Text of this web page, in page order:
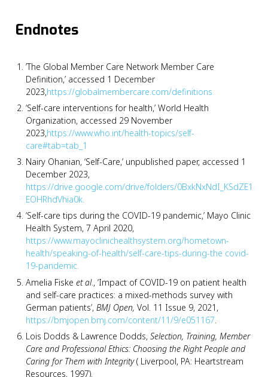
Endnotes
’The Global Member Care Network Member Care
Definition,’ accessed 1 December
2023,https://globalmembercare.com/definitions
‘Self-care interventions for health,’ World Health
Organization, accessed 29 November
2023,https://www.who.int/health-topics/self-
care#tab=tab_1
Nairy Ohanian, ‘Self-Care,’ unpublished paper, accessed 1
December 2023,
https://drive.google.com/drive/folders/0BxkNxNdI_KSdZE1
EOHRhdVhia0k.
‘Self-care tips during the COVID-19 pandemic,’ Mayo Clinic
Health System, 7 April 2020,
https://www.mayoclinichealthsystem.org/hometown-
health/speaking-of-health/self-care-tips-during-the covid-
19-pandemic.
Amelia Fiske et al., ‘Impact of COVID-19 on patient health
and self-care practices: a mixed-methods survey with
German patients’, BMJ Open, Vol. 11 Issue 9, 2021,
https://bmjopen.bmj.com/content/11/9/e051167
Lois Dodds & Lawrence Dodds, Selection, Training, Member
Care and Professional Ethics: Choosing the Right People and
Caring for Them with Integrity( Liverpool, PA: Heartstream
Resources, 1997).